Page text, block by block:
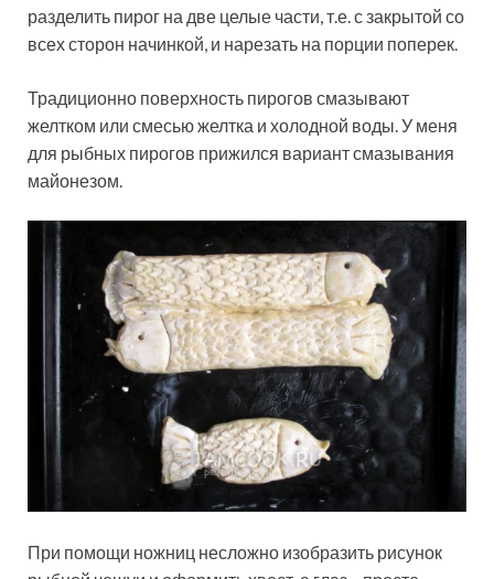
разделить пирог на две целые части, т.е. с закрытой со
всех сторон начинкой, и нарезать на порции поперек.
Традиционно поверхность пирогов смазывают
желтком или смесью желтка и холодной воды. У меня
для рыбных пирогов прижился вариант смазывания
майонезом.
При помощи ножниц несложно изобразить рисунок